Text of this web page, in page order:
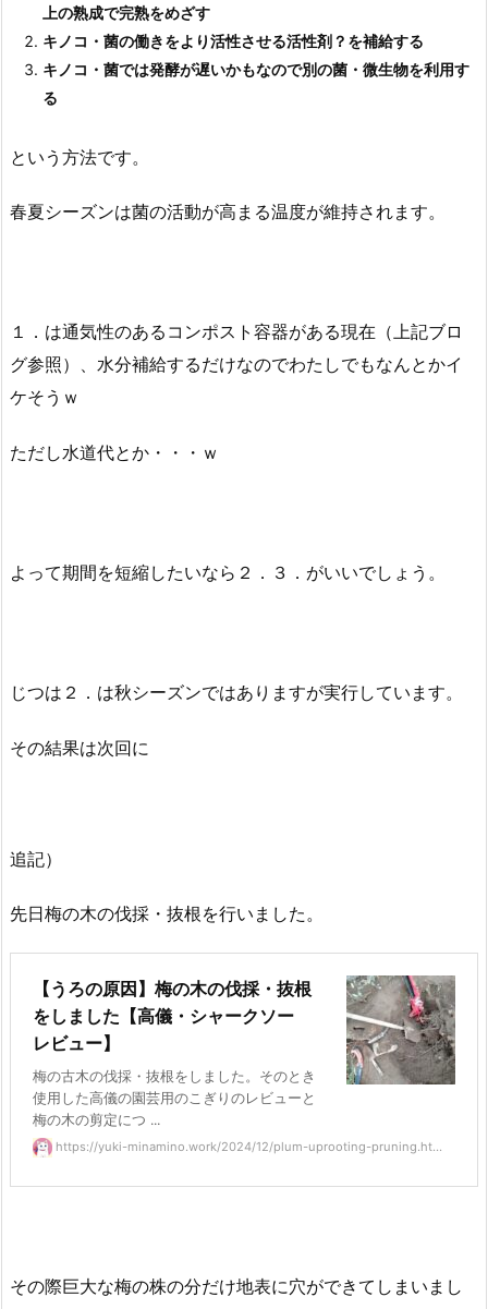
上の熟成で完熟をめざす
キノコ・菌の働きをより活性させる活性剤？を補給する
キノコ・菌では発酵が遅いかもなので別の菌・微生物を利用す
る
という方法です。
春夏シーズンは菌の活動が高まる温度が維持されます。
１．は通気性のあるコンポスト容器がある現在（上記ブロ
グ参照）、水分補給するだけなのでわたしでもなんとかイ
ケそうｗ
ただし水道代とか・・・ｗ
よって期間を短縮したいなら２．３．がいいでしょう。
じつは２．は秋シーズンではありますが実行しています。
その結果は次回に
追記）
先日梅の木の伐採・抜根を行いました。
【うろの原因】梅の木の伐採・抜根
をしました【高儀・シャークソー
レビュー】
梅の古木の伐採・抜根をしました。そのとき
使用した高儀の園芸用のこぎりのレビューと
梅の木の剪定につ ...
https://yuki-minamino.work/2024/12/plum-uprooting-pruning.ht...
その際巨大な梅の株の分だけ地表に穴ができてしまいまし